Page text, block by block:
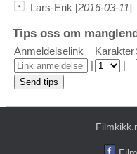
Lars-Erik [2016-03-11]
Tips oss om
Anmeldelselink Karakter
|
|